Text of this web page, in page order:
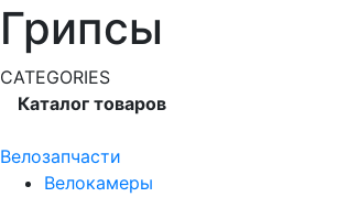
Грипсы
CATEGORIES
Каталог товаров
Велозапчасти
Велокамеры